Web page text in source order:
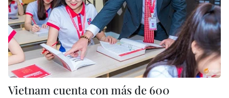
Vietnam cuenta con más de 600